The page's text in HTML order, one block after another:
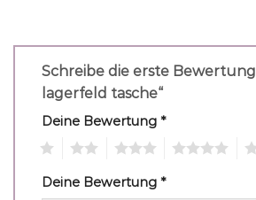
Schreibe die erste Bewertung
lagerfeld tasche“
Deine Bewertung *
Deine Bewertung *